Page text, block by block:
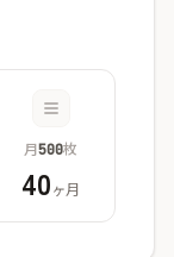
月500枚
40ヶ月